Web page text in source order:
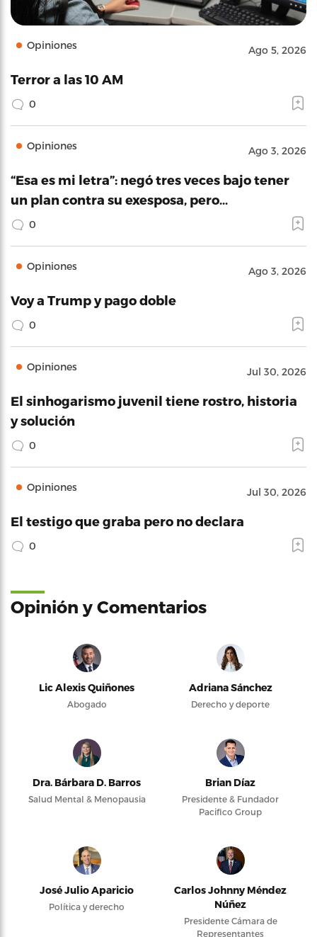
Opiniones Ago 5, 2026
Terror a las 10 AM
0
Opiniones Ago 3, 2026
“Esa es mi letra”: negó tres veces bajo tener
un plan contra su exesposa, pero…
0
Opiniones Ago 3, 2026
Voy a Trump y pago doble
0
Opiniones Jul 30, 2026
El sinhogarismo juvenil tiene rostro, historia
y solución
0
Opiniones Jul 30, 2026
El testigo que graba pero no declara
0
Opinión y Comentarios
Lic Alexis Quiñones
Abogado
Adriana Sánchez
Derecho y deporte
Dra. Bárbara D. Barros
Salud Mental & Menopausia
Brian Díaz
Presidente & Fundador
Pacifico Group
José Julio Aparicio
Política y derecho
Carlos Johnny Méndez
Núñez
Presidente Cámara de
Representantes